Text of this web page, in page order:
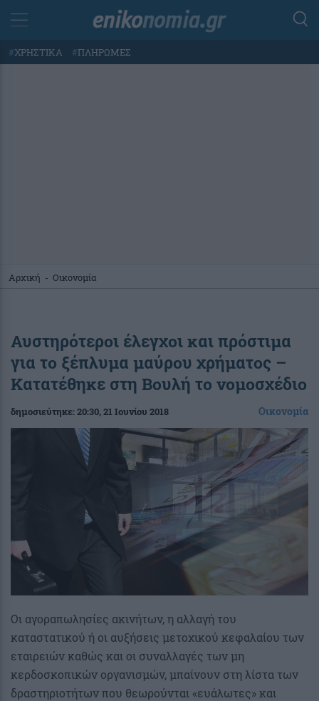
#ΧΡΗΣΤΙΚΑ #ΠΛΗΡΩΜΕΣ
Αρχική - Οικονομία
Αυστηρότεροι έλεγχοι και πρόστιμα
για το ξέπλυμα μαύρου χρήματος –
Κατατέθηκε στη Βουλή το νομοσχέδιο
δημοσιεύτηκε:20:30, 21 Ιουνίου 2018 Οικονομία
Οι αγοραπωλησίες ακινήτων, η αλλαγή του
καταστατικού ή οι αυξήσεις μετοχικού κεφαλαίου των
εταιρειών καθώς και οι συναλλαγές των μη
κερδοσκοπικών οργανισμών, μπαίνουν στη λίστα των
δραστηριοτήτων που θεωρούνται «ευάλωτες» και